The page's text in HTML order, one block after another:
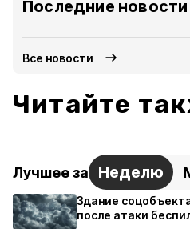
Последние новости
Все новости
Читайте
Лучшее за Неделю
Здание
после атаки